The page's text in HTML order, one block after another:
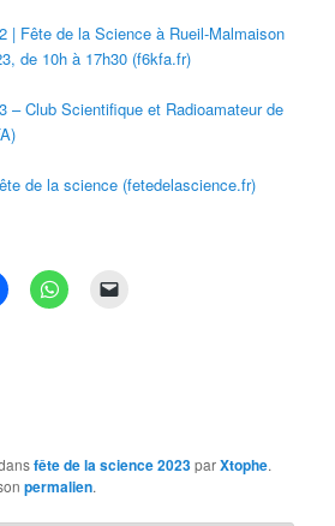
| Fête de la Science à Rueil-Malmaison
de 10h à 17h30 (f6kfa.fr)
– Club Scientifique et Radioamateur de
de la science (fetedelascience.fr)
fête de la science 2023parXtophe.
permalien.